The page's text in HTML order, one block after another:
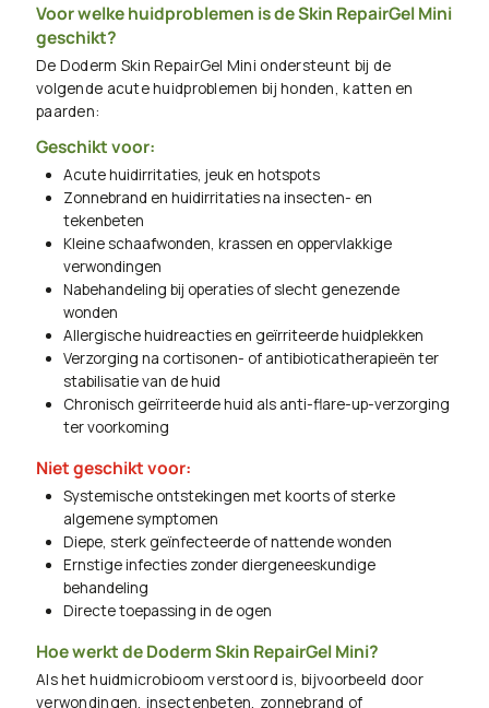
Voor welke huidproblemen is de Skin RepairGel Mini
geschikt?
De Doderm Skin RepairGel Mini ondersteunt bij de
volgende acute huidproblemen bij honden, katten en
paarden:
Geschikt voor:
Acute huidirritaties, jeuk en hotspots
Zonnebrand en huidirritaties na insecten- en
tekenbeten
Kleine schaafwonden, krassen en oppervlakkige
verwondingen
Nabehandeling bij operaties of slecht genezende
wonden
Allergische huidreacties en geïrriteerde huidplekken
Verzorging na cortisonen- of antibioticatherapieën ter
stabilisatie van de huid
Chronisch geïrriteerde huid als anti-flare-up-verzorging
ter voorkoming
Niet geschikt voor:
Systemische ontstekingen met koorts of sterke
algemene symptomen
Diepe, sterk geïnfecteerde of nattende wonden
Ernstige infecties zonder diergeneeskundige
behandeling
Directe toepassing in de ogen
Hoe werkt de Doderm Skin RepairGel Mini?
Als het huidmicrobioom verstoord is, bijvoorbeeld door
verwondingen, insectenbeten, zonnebrand of